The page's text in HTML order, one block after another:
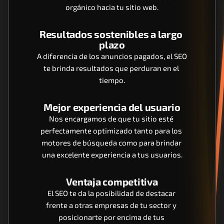
orgánico hacia tu sitio web.
Resultados sostenibles a largo
plazo
A diferencia de los anuncios pagados, el SEO
te brinda resultados que perduran en el
tiempo.
Mejor experiencia del usuario
Nos encargamos de que tu sitio esté
perfectamente optimizado tanto para los
motores de búsqueda como para brindar
una excelente experiencia a tus usuarios.
Ventaja competitiva
El SEO te da la posibilidad de destacar
frente a otras empresas de tu sector y
posicionarte por encima de tus